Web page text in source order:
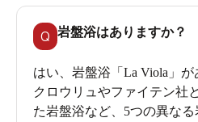
Q 岩盤浴はありますか？
はい、岩盤浴「La Viola」
クロウリュやファイテン社
た岩盤浴など、5つの異な